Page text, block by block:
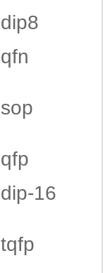
dip8
qfn
sop
qfp
dip-16
tqfp